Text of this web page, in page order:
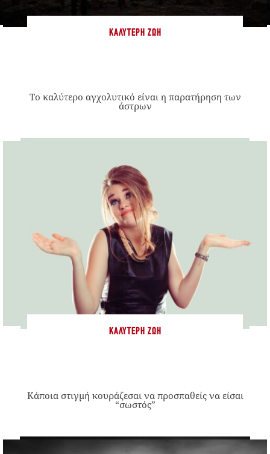
ΚΑΛΎΤΕΡΗ ΖΩΉ
Το καλύτερο αγχολυτικό είναι η παρατήρηση των
άστρων
ΚΑΛΎΤΕΡΗ ΖΩΉ
Κάποια στιγμή κουράζεσαι να προσπαθείς να είσαι
“σωστός”